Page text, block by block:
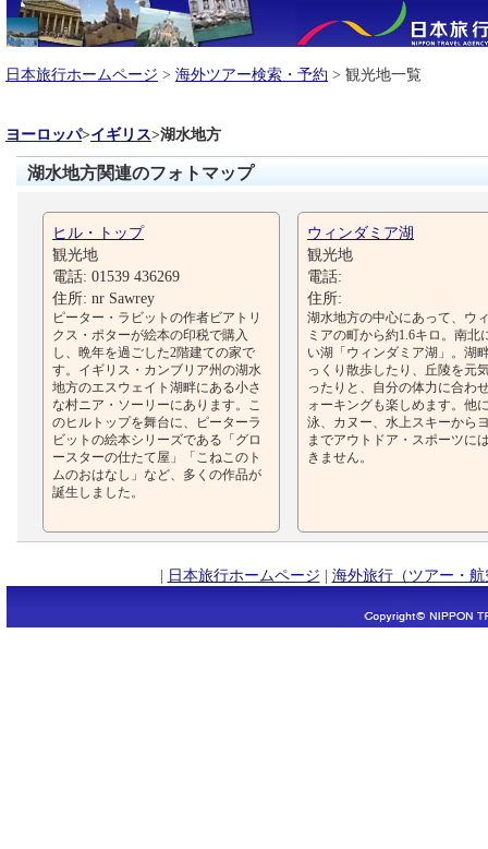
日本旅行ホームページ > 海外ツアー検索・予約 > 観光地一覧
ヨーロッパ>イギリス>湖水地方
湖水地方関連のフォトマップ
ヒル・トップ
観光地
電話: 01539 436269
住所: nr Sawrey
ピーター・ラビットの作者ビアトリ
クス・ポターが絵本の印税で購入
し、晩年を過ごした2階建ての家で
す。イギリス・カンブリア州の湖水
地方のエスウェイト湖畔にある小さ
な村ニア・ソーリーにあります。こ
のヒルトップを舞台に、ピーターラ
ビットの絵本シリーズである「グロ
ースターの仕たて屋」「こねこのト
ムのおはなし」など、多くの作品が
誕生しました。
ウィンダミア湖
観光地
電話:
住所:
湖水地方の中心にあって、ウ
ミアの町から約1.6キロ。南北
い湖「ウィンダミア湖」。湖
っくり散歩したり、丘陵を元
ったりと、自分の体力に合わ
ォーキングも楽しめます。他
泳、カヌー、水上スキーから
までアウトドア・スポーツに
きません。
| 日本旅行ホームページ | 海外旅行（ツアー・航